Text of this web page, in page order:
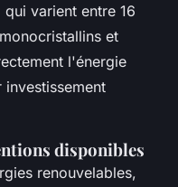
varient entre 16
et
l'énergie
disponibles
renouvelables,